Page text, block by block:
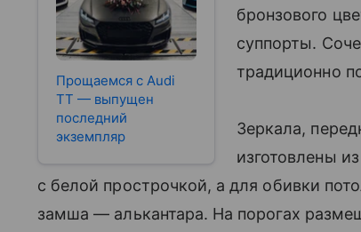
Прощаемся с Audi
TT — выпущен
последний
экземпляр
бронзового
суппорты.
традиционно
Зеркала,
изготовлены
с белой прострочкой, а для обивки
замша — алькантара. На порогах